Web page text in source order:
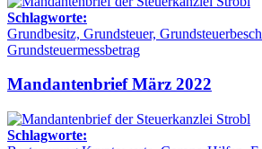
Schlagworte:
Grundbesitz, Grundsteuer,
Grundsteuermessbetrag
Mandantenbrief März 2022
Schlagworte: